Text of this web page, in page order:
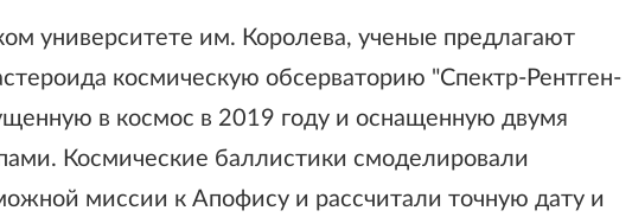
университете им. Королева, ученые предлагают
космическую обсерваторию "Спектр-Рентген-
в космос в 2019 году и оснащенную двумя
Космические баллистики смоделировали
миссии к Апофису и рассчитали точную дату и